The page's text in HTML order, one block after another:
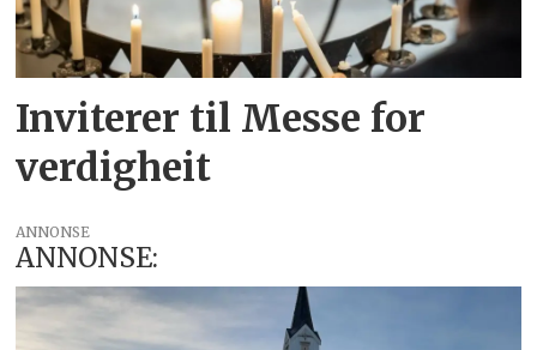
Inviterer til Messe for
verdigheit
ANNONSE
ANNONSE: